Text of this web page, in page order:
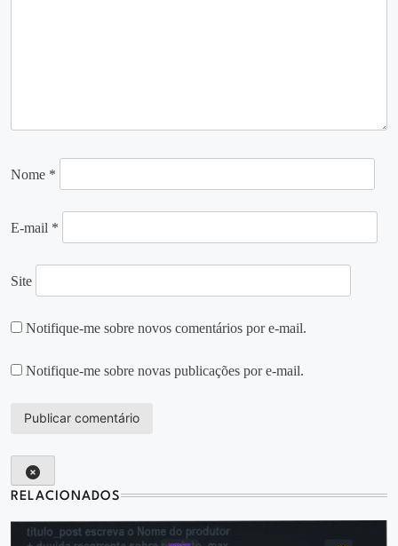
Nome *
E-mail *
Site
Notifique-me sobre novos comentários por e-mail.
Notifique-me sobre novas publicações por e-mail.
RELACIONADOS